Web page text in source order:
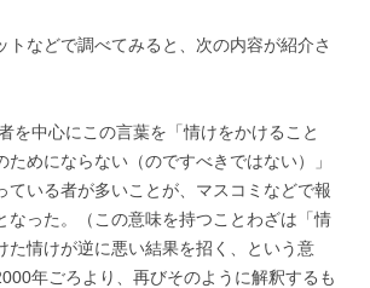
トなどで調べてみると、次の内容が紹介さ
を中心にこの言葉を「情けをかけること
ためにならない（のですべきではない）」
ている者が多いことが、マスコミなどで報
なった。（この意味を持つことわざは「情
た情けが逆に悪い結果を招く、という意
年ごろより、再びそのように解釈するも